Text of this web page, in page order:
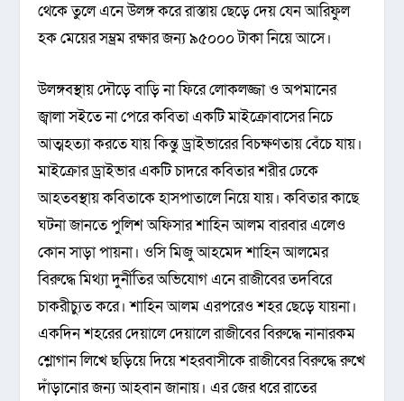
থেকে তুলে এনে উলঙ্গ করে রাস্তায় ছেড়ে দেয় যেন আরিফুল
হক মেয়ের সম্ভ্রম রক্ষার জন্য ৯৫০০০ টাকা নিয়ে আসে।
উলঙ্গবস্থায় দৌড়ে বাড়ি না ফিরে লোকলজ্জা ও অপমানের
জ্বালা সইতে না পেরে কবিতা একটি মাইক্রোবাসের নিচে
আত্মহত্যা করতে যায় কিন্তু ড্রাইভারের বিচক্ষণতায় বেঁচে যায়।
মাইক্রোর ড্রাইভার একটি চাদরে কবিতার শরীর ঢেকে
আহতবস্থায় কবিতাকে হাসপাতালে নিয়ে যায়। কবিতার কাছে
ঘটনা জানতে পুলিশ অফিসার শাহিন আলম বারবার এলেও
কোন সাড়া পায়না। ওসি মিজু আহমেদ শাহিন আলমের
বিরুদ্ধে মিথ্যা দুর্নীতির অভিযোগ এনে রাজীবের তদবিরে
চাকরীচ্যুত করে। শাহিন আলম এরপরেও শহর ছেড়ে যায়না।
একদিন শহরের দেয়ালে দেয়ালে রাজীবের বিরুদ্ধে নানারকম
শ্লোগান লিখে ছড়িয়ে দিয়ে শহরবাসীকে রাজীবের বিরুদ্ধে রুখে
দাঁড়ানোর জন্য আহবান জানায়। এর জের ধরে রাতের